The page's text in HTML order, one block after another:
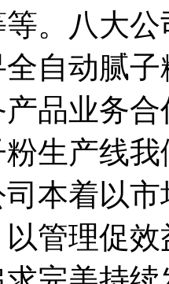
。八大
自动腻
品业务
生产线
本着以
管理促